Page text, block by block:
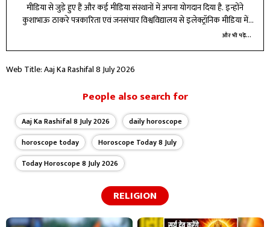
मीडिया से जुड़े हुए हैं और कई मीडिया संस्थानों में अपना योगदान दिया है. इन्होंने
कुशाभाऊ ठाकरे पत्रकारिता एवं जनसंचार विश्वविद्यालय से इलेक्ट्रॉनिक मीडिया में
और भी पढ़ें...
Web Title: Aaj Ka Rashifal 8 July 2026
People also search for
Aaj Ka Rashifal 8 July 2026
daily horoscope
horoscope today
Horoscope Today 8 July
Today Horoscope 8 July 2026
RELIGION